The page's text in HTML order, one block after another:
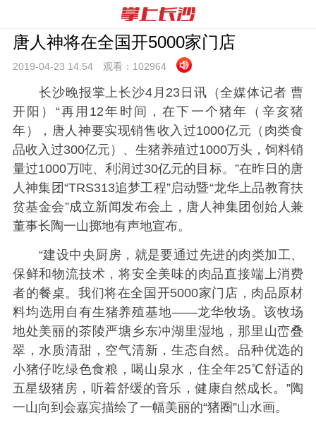
唐人神将在全国开5000家门店
2019-04-23 14:54 观看： 102964
长沙晚报掌上长沙4月23日讯（全媒体记者 曹
开阳）“再用12年时间，在下一个猪年（辛亥猪
年），唐人神要实现销售收入过1000亿元（肉类食
品收入过300亿元）、生猪养殖过1000万头，饲料销
量过1000万吨、利润过30亿元的目标。”在昨日的唐
人神集团“TRS313追梦工程”启动暨“龙华上品教育扶
贫基金会”成立新闻发布会上，唐人神集团创始人兼
董事长陶一山掷地有声地宣布。
“建设中央厨房，就是要通过先进的肉类加工、
保鲜和物流技术，将安全美味的肉品直接端上消费
者的餐桌。我们将在全国开5000家门店，肉品原材
料均选用自有生猪养殖基地——龙华牧场。该牧场
地处美丽的茶陵严塘乡东冲湖里湿地，那里山峦叠
翠，水质清甜，空气清新，生态自然。品种优选的
小猪仔吃绿色食粮，喝山泉水，住全年25℃舒适的
五星级猪房，听着舒缓的音乐，健康自然成长。”陶
一山向到会嘉宾描绘了一幅美丽的“猪圈”山水画。